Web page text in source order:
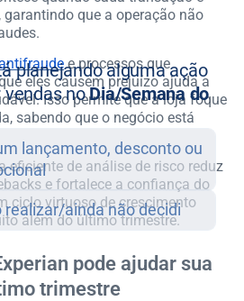
que a operação não
e processos que
eles causem prejuízo ajuda a
Isso permite que a loja foque
sabendo que o negócio está
eficiente de análise de risco reduz
e fortalece a confiança do
ciclo virtuoso de crescimento
além do último trimestre.
pode ajudar sua
trimestre